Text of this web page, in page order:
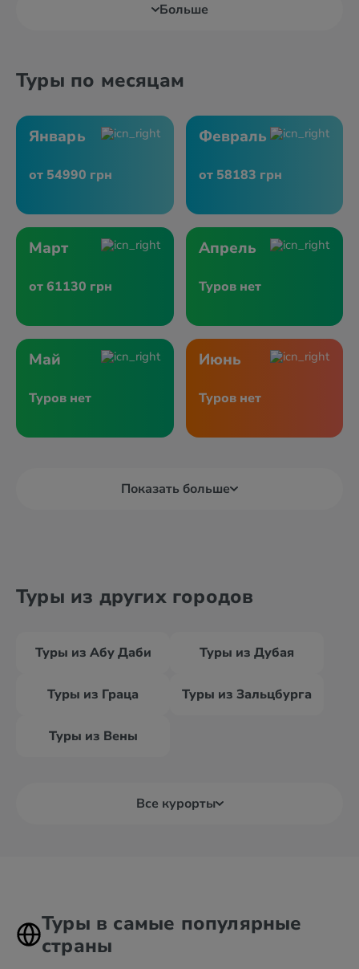
Больше
Туры по месяцам
Январь
от 54990 грн
Февраль
от 58183 грн
Март
от 61130 грн
Апрель
Туров нет
Май
Туров нет
Июнь
Туров нет
Показать больше
Туры из других городов
Туры из Абу Даби Туры из Дубая
Туры из Граца Туры из Зальцбурга
Туры из Вены
Все курорты
Туры в самые популярные
страны